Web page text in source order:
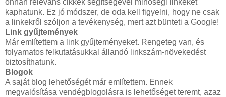
kaphatunk. Ez jó módszer, de oda kell figyelni, hogy ne csak
a linkekről szóljon a tevékenység, mert azt bünteti a Google!
Link gyűjtemények
Már említettem a link gyűjteményeket. Rengeteg van, és
folyamatos felkutatásukkal állandó linkszám-növekedést
biztosíthatunk.
Blogok
A saját blog lehetőségét már említettem. Ennek
megvalósítása vendégblogolásra is lehetőséget teremt, azaz